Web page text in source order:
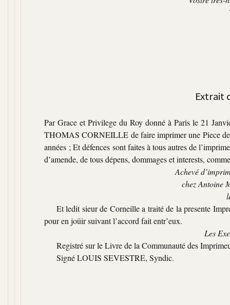
Extrait
Par Grace et Privilege du Roy donné à Paris le 21
THOMAS CORNEILLE de faire imprimer une Piece
années ; Et défences sont faites à tous autres de
d’amende, de tous dépens, dommages et interests,
Achevé
chez Antoine
Et ledit sieur de Corneille a traité de la presente
pour en joüir suivant l’accord fait entr’eux.
Les
Registré sur le Livre de la Communauté des
Signé LOUIS SEVESTRE, Syndic.